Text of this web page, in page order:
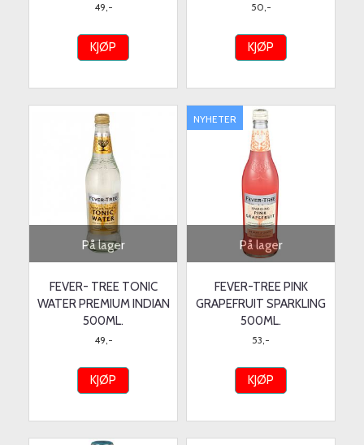
49,-
KJØP
50,-
KJØP
På lager
FEVER- TREE TONIC
WATER PREMIUM INDIAN
500ML.
49,-
KJØP
På lager
NYHETER
FEVER-TREE PINK
GRAPEFRUIT SPARKLING
500ML.
53,-
KJØP